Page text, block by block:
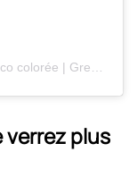
Une publication partagée par Perrine | déco colorée | Grenoble (@champope_)
plus